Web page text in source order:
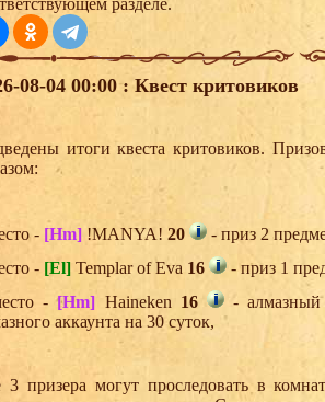
разделе.
08-04 00:00 : Квест критовиков
итоги квеста критовиков.
- [Hm] !MANYA! 20
- приз 2
- [El] Templar of Eva 16
- приз 1
-[Hm] Haineken 16
- алмазный
аккаунта на 30 суток,
3 призера могут проследовать в